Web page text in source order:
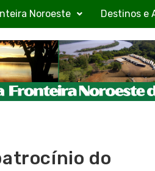
Noroeste Destinos e
do